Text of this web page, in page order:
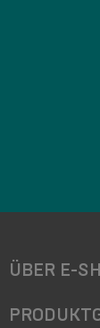
ÜBER E-